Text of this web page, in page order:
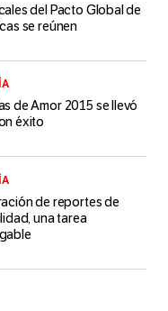
del Pacto Global de
se reúnen
de Amor 2015 se llevó
éxito
de reportes de
una tarea